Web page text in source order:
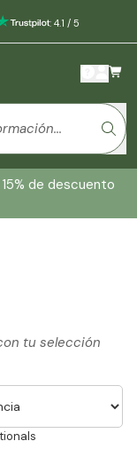
: 4.1 / 5
15% de descuento
tu selección